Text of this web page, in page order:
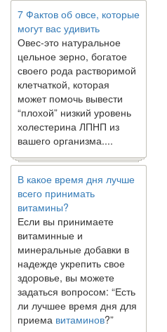
могут вас удивить
Овес-это натуральное
цельное зерно, богатое
своего рода растворимой
клетчаткой, которая
может помочь вывести
“плохой” низкий уровень
холестерина ЛПНП из
вашего организма....
В какое время дня лучше
всего принимать
витамины?
Если вы принимаете
витаминные и
минеральные добавки в
надежде укрепить свое
здоровье, вы можете
задаться вопросом: “Есть
ли лучшее время дня для
приемавитаминов?”